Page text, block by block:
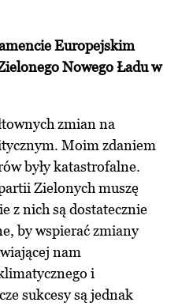
Europejskim
Nowego Ładu w
zmian na
Moim zdaniem
były katastrofalne.
Zielonych muszę
z nich są dostatecznie
by wspierać zmiany
nam
i
sukcesy są jednak